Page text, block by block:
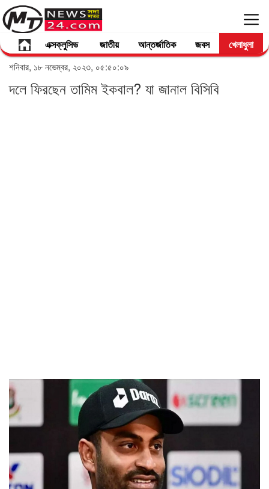
এক্সক্লুসিভ জাতীয় আন্তর্জাতিক জবস খেলাধুলা
শনিবার, ১৮ নভেম্বর, ২০২৩, ০৫:৫০:০৯
দলে ফিরছেন তামিম ইকবাল? যা জানাল বিসিবি